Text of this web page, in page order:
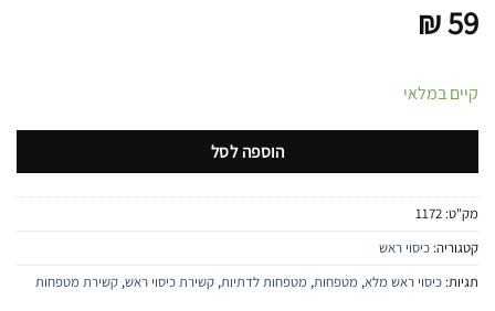
₪59
קיים במלאי
הוספה לסל
מק"ט: 1172
קטגוריה: כיסוי ראש
תגיות: כיסוי ראש מלא, מטפחות, מטפחות לדתיות, קשירת כיסוי ראש, קשירת מטפחות